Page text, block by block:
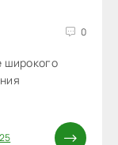
0
широкого